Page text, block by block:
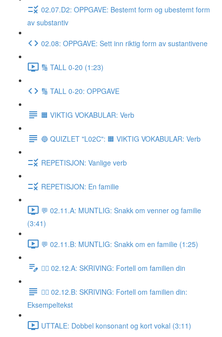
02.07.D2: OPPGAVE: Bestemt form og ubestemt form
av substantiv
02.08: OPPGAVE: Sett inn riktig form av sustantivene
🔢 TALL 0-20 (1:23)
🔢 TALL 0-20: OPPGAVE
🟧 VIKTIG VOKABULAR: Verb
🔵 QUIZLET "L02C": 🟧 VIKTIG VOKABULAR: Verb
REPETISJON: Vanlige verb
REPETISJON: En familie
💬 02.11.A: MUNTLIG: Snakk om venner og familie
(3:41)
💬 02.11.B: MUNTLIG: Snakk om en familie (1:25)
✍🏼 02.12.A: SKRIVING: Fortell om familien din
✍🏼 02.12.B: SKRIVING: Fortell om familien din:
Eksempeltekst
UTTALE: Dobbel konsonant og kort vokal (3:11)